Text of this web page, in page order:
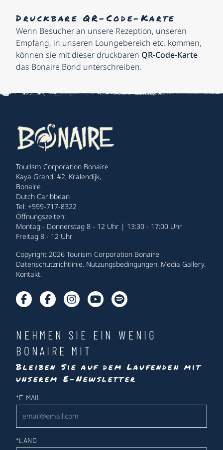
Druckbare QR-Code-Karte
Wenn Besucher an unsere Rezeption, unseren
Empfang, in unseren Loungebereich etc. kommen,
können sie mit dieser druckbaren QR-Code-Karte
das Bonaire Bond unterschreiben.
Tourism Corporation Bonaire
Kaya Grandi #2, Kralendijk,
Bonaire
Dutch Caribbean
Tel: +599-717-8322
Öffnungszeiten:
Montag - Donnerstag 8 - 12 Uhr | 13:30 - 17:00 Uhr
Freitag 8 - 12 Uhr
Copyright 2026 Tourism Corporation Bonaire
Datenschutzrichtlinie. Nutzungsbedingungen. Media Gallery.
Kontakt.
NEHMEN SIE EIN WENIG
BONAIRE MIT
Bleiben Sie auf dem Laufenden mit
unserem E-Newsletter
Newsletter
*E-MAIL
*LAND